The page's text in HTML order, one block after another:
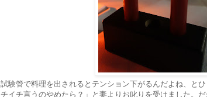
試験管で料理を出されるとテンション下がるんだよね、と
チイチ言うのやめたら？」と妻よりお叱りを受けました。